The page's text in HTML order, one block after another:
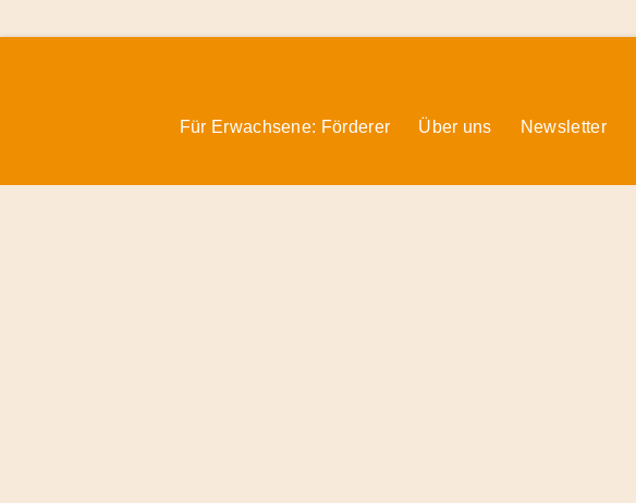
Für Erwachsene: Förderer Über uns Newsletter